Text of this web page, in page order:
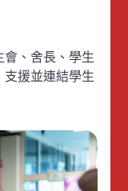
會、舍長、學生
支援並連結學生